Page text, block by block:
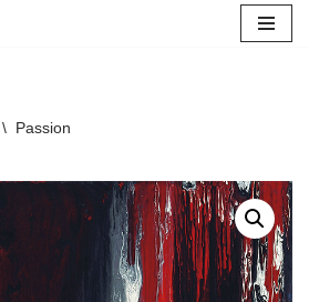
\ Passion